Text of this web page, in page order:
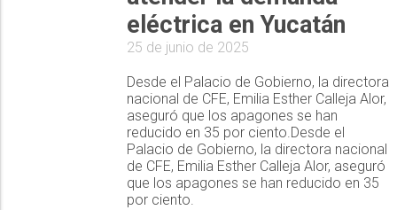
eléctrica en Yucatán
25 de junio de 2025
Desde el Palacio de Gobierno, la directora
nacional de CFE, Emilia Esther Calleja Alor,
aseguró que los apagones se han
reducido en 35 por ciento.Desde el
Palacio de Gobierno, la directora nacional
de CFE, Emilia Esther Calleja Alor, aseguró
que los apagones se han reducido en 35
por ciento.